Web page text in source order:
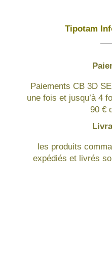
Tipotam
Paiements CB 3D
une fois et jusqu’à 4
90 €
les produits
expédiés et livrés